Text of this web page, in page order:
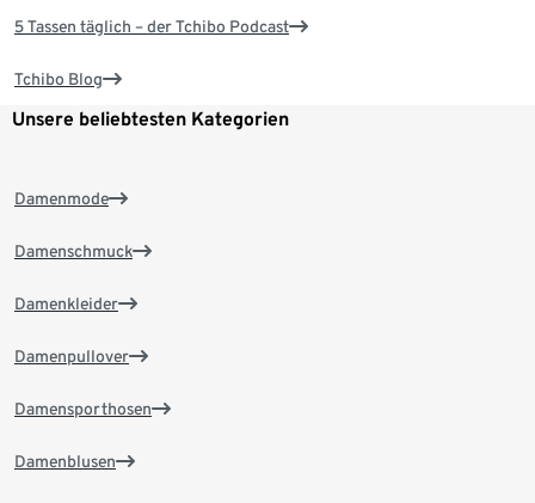
5 Tassen täglich – der Tchibo Podcast
Tchibo Blog
Unsere beliebtesten Kategorien
Damenmode
Damenschmuck
Damenkleider
Damenpullover
Damensporthosen
Damenblusen